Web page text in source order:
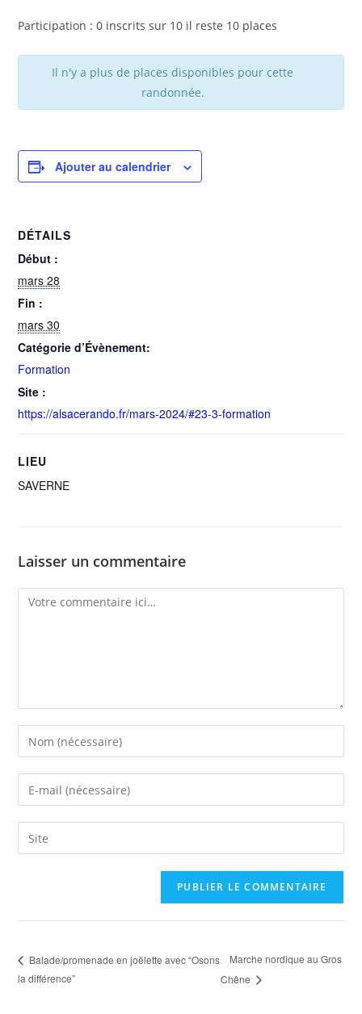
Participation : 0 inscrits sur 10 il reste 10 places
Il n'y a plus de places disponibles pour cette
randonnée.
Ajouter au calendrier
DÉTAILS
Début :
mars 28
Fin :
mars 30
Catégorie d’Évènement:
Formation
Site :
https://alsacerando.fr/mars-2024/#23-3-formation
LIEU
SAVERNE
Laisser un commentaire
t
r
n
Balade/promenade en joëlette avec “Osons
la différence”
Marche nordique au Gros
Chêne